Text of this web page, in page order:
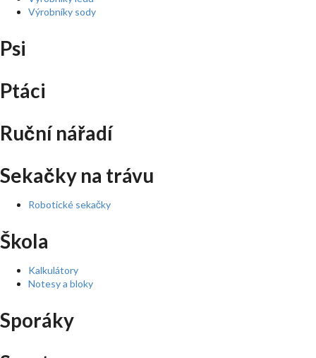
Výrobníky sody
Psi
Ptáci
Ruční nářadí
Sekačky na trávu
Robotické sekačky
Škola
Kalkulátory
Notesy a bloky
Sporáky